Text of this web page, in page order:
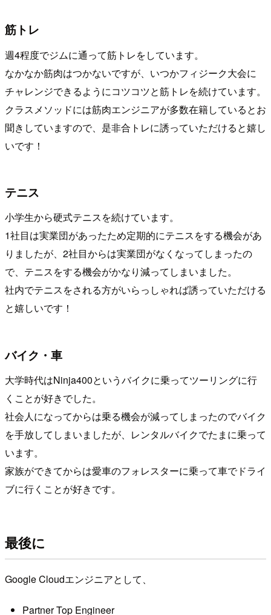
筋トレ
週4程度でジムに通って筋トレをしています。
なかなか筋肉はつかないですが、いつかフィジーク大会に
チャレンジできるようにコツコツと筋トレを続けています。
クラスメソッドには筋肉エンジニアが多数在籍しているとお
聞きしていますので、是非合トレに誘っていただけると嬉し
いです！
テニス
小学生から硬式テニスを続けています。
1社目は実業団があったため定期的にテニスをする機会があ
りましたが、2社目からは実業団がなくなってしまったの
で、テニスをする機会がかなり減ってしまいました。
社内でテニスをされる方がいらっしゃれば誘っていただける
と嬉しいです！
バイク・車
大学時代はNinja400というバイクに乗ってツーリングに行
くことが好きでした。
社会人になってからは乗る機会が減ってしまったのでバイク
を手放してしまいましたが、レンタルバイクでたまに乗って
います。
家族ができてからは愛車のフォレスターに乗って車でドライ
ブに行くことが好きです。
最後に
Google Cloudエンジニアとして、
Partner Top Engineer